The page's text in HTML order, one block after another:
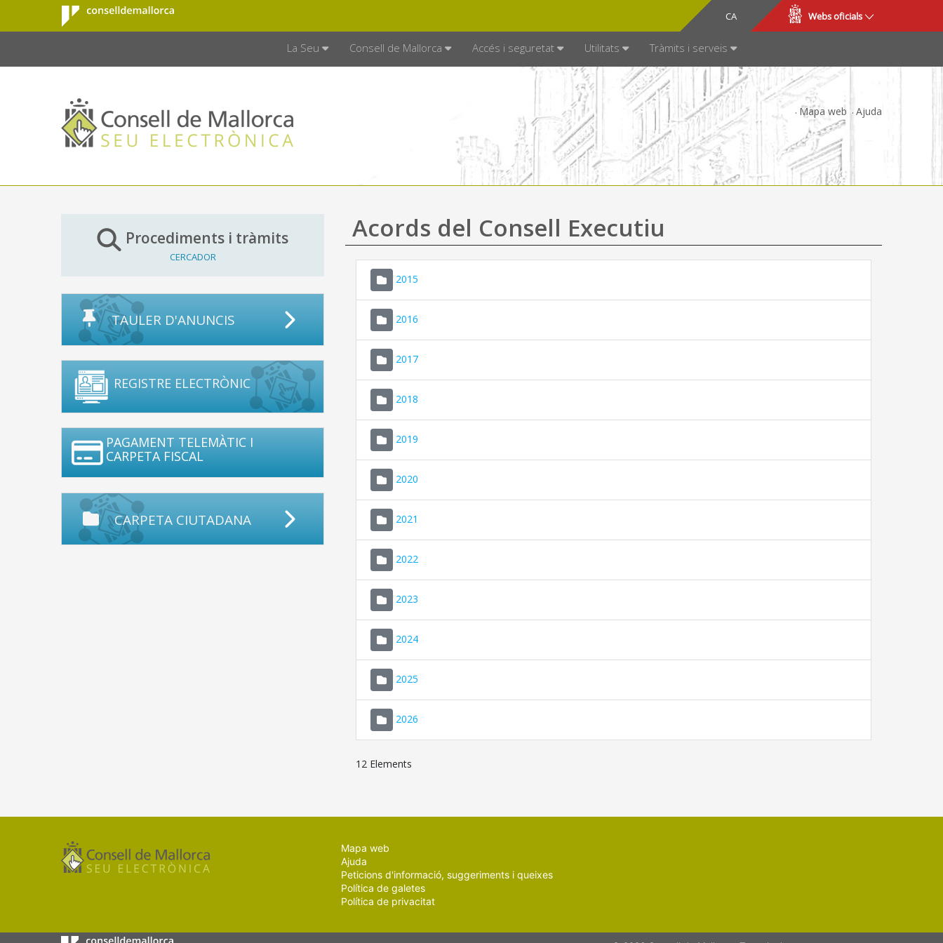
Salta al contingut principal
Consell de
Mallorca
CA
ES Webs oficials
La Seu Consell de Mallorca Accés i seguretat Utilitats Tràmits i serveis
Mapa web Ajuda
Procediments i tràmits
CERCADOR
TAULER D'ANUNCIS
REGISTRE ELECTRÒNIC
PAGAMENT TELEMÀTIC I
CARPETA FISCAL
CARPETA CIUTADANA
Acords del Consell Executiu
2015
2016
2017
2018
2019
2020
2021
2022
2023
2024
2025
2026
12 Elements
Mapa web
Ajuda
Peticions d'informació, suggeriments i queixes
Política de galetes
Política de privacitat